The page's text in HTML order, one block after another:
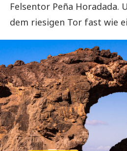
Felsentor Peña Horadada.
dem riesigen Tor fast wie